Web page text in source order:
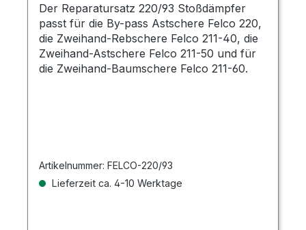
Der Reparatursatz 220/93 Stoßdämpfer
passt für die By-pass Astschere Felco 220,
die Zweihand-Rebschere Felco 211-40, die
Zweihand-Astschere Felco 211-50 und für
die Zweihand-Baumschere Felco 211-60.
Artikelnummer: FELCO-220/93
Lieferzeit ca. 4-10 Werktage